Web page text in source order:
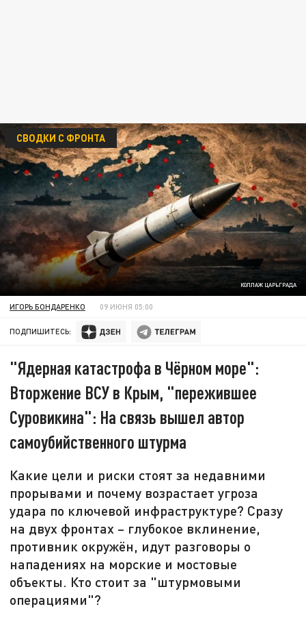
КОЛЛАЖ ЦАРЬГРАДА
СВОДКИ С ФРОНТА
ИГОРЬ БОНДАРЕНКО 09 ИЮНЯ 05:00
ПОДПИШИТЕСЬ:
"Ядерная катастрофа в Чёрном море":
Вторжение ВСУ в Крым, "пережившее
Суровикина": На связь вышел автор
самоубийственного штурма
Какие цели и риски стоят за недавними
прорывами и почему возрастает угроза
удара по ключевой инфраструктуре? Сразу
на двух фронтах – глубокое вклинение,
противник окружён, идут разговоры о
нападениях на морские и мостовые
объекты. Кто стоит за "штурмовыми
операциями"?